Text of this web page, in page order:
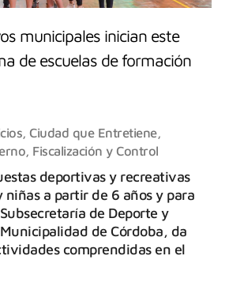
municipales inician este
de escuelas de formación
,Ciudad que Entretiene,
Fiscalización y Control
deportivas y recreativas
niñas a partir de 6 años y para
de Deporte y
de Córdoba, da
comprendidas en el